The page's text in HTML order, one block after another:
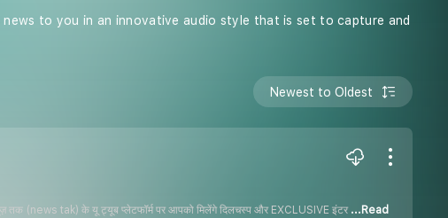
to you in an innovative audio style that is set to capture and
Newest to Oldest
तक (news tak) के यू ट्यूब प्लेटफॉर्म पर आपको मिलेंगे दिलचस्प और EXCLUSIVE इंटर ...Read